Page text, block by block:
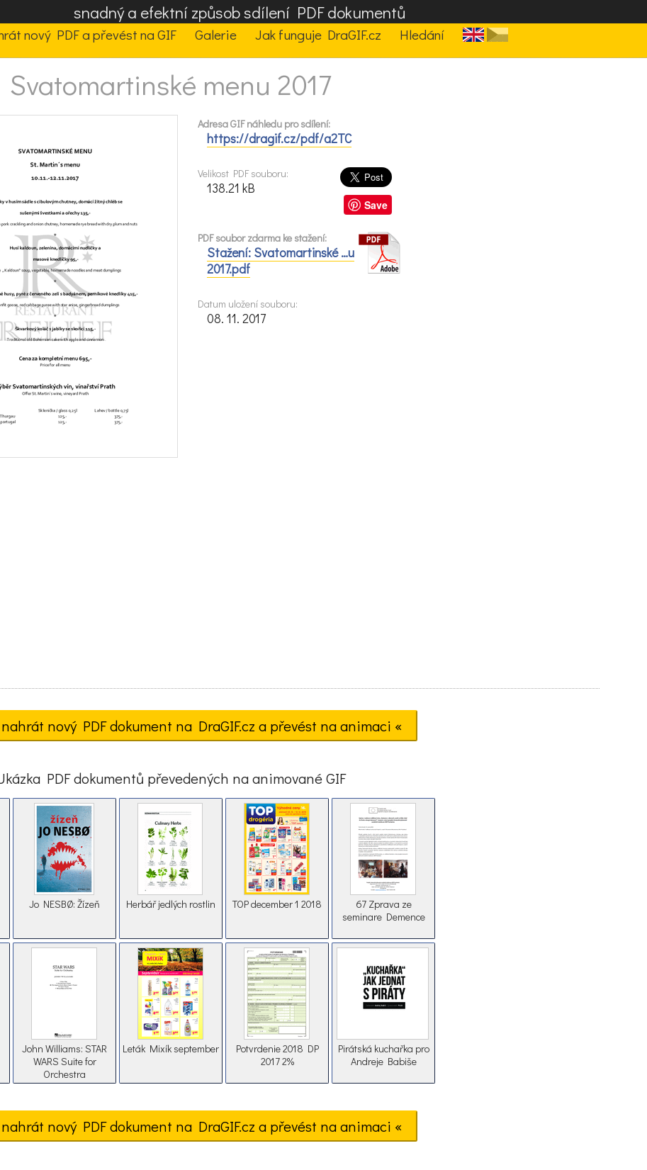
snadný a efektní způsob sdílení PDF dokumentů
nový PDF a převést na GIF Galerie Jak funguje DraGIF.cz Hledání
Svatomartinské menu 2017
Adresa GIF náhledu pro sdílení:
https://dragif.cz/pdf/a2TC
Save
Velikost PDF souboru:
138.21 kB
PDF soubor zdarma ke stažení:
Stažení: Svatomartinské …u
2017.pdf
Datum uložení souboru:
08. 11. 2017
nový PDF dokument na DraGIF.cz a převést na animaci «
PDF dokumentů převedených na animované GIF
Jo NESBØ: Žízeň Herbář jedlých rostlin TOP december 1 2018
67 Zprava ze
seminare Demence
John Williams: STAR
WARS Suite for
Orchestra
Leták Mixík september
Potvrdenie 2018 DP
2017 2%
Pirátská kuchařka pro
Andreje Babiše
nový PDF dokument na DraGIF.cz a převést na animaci «